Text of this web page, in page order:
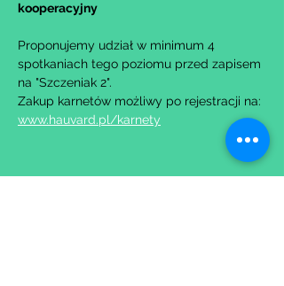
kooperacyjny
Proponujemy udział w minimum 4
spotkaniach tego poziomu przed zapisem
na "Szczeniak 2".
Zakup karnetów możliwy po rejestracji na:
www.hauvard.pl/karnety